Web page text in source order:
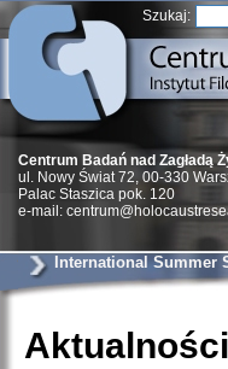
Szukaj:
Centrum Badań nad Zagładą
ul. Nowy Świat 72, 00-330
Palac Staszica pok. 120
e-mail:
International Summer
Aktualności